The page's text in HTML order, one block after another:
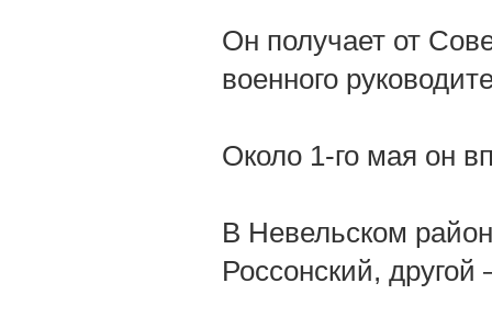
Он получает от
военного
Около 1-го мая он
В Невельском
Россонский,